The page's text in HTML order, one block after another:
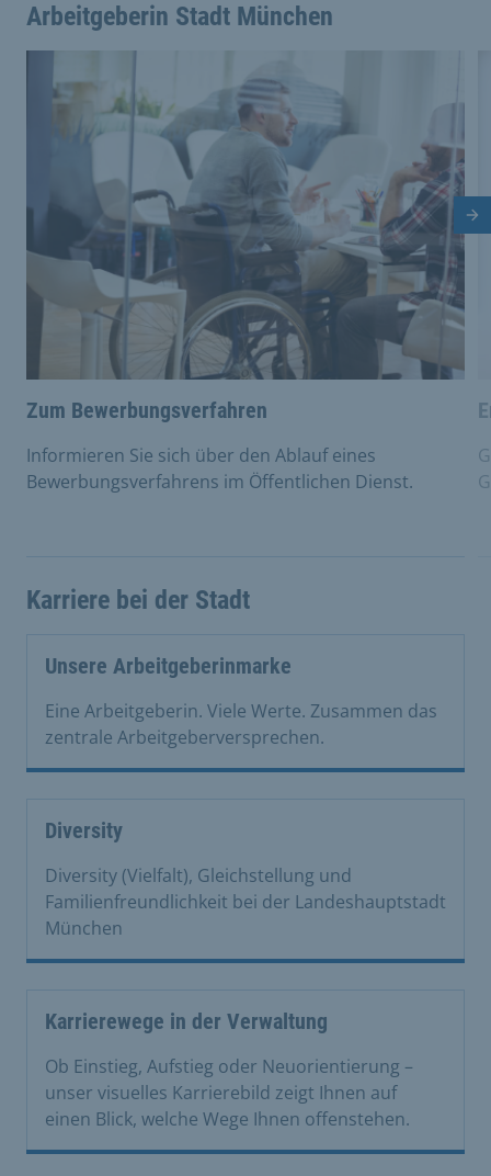
Arbeitgeberin Stadt München
Zum Bewerbungsverfahren
Informieren Sie sich über den Ablauf eines
Bewerbungsverfahrens im Öffentlichen Dienst.
Karriere bei der Stadt
Unsere Arbeitgeberinmarke
Eine Arbeitgeberin. Viele Werte. Zusammen das
zentrale Arbeitgeberversprechen.
Diversity
Diversity (Vielfalt), Gleichstellung und
Familienfreundlichkeit bei der Landeshauptstadt
München
Karrierewege in der Verwaltung
Ob Einstieg, Aufstieg oder Neuorientierung –
unser visuelles Karrierebild zeigt Ihnen auf
einen Blick, welche Wege Ihnen offenstehen.